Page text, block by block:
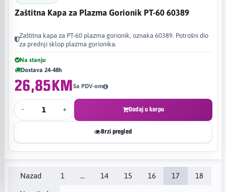
Zaštitna Kapa za Plazma Gorionik PT-60 60389
Zaštitna kapa za PT-60 plazma gorionik, oznaka 60389. Potrošni dio
za prednji sklop plazma gorionika.
Na stanju
Dostava 24-48h
26,85KMSa PDV-om
- + Dodaj u korpu
Brzi pregled
Nazad 1 ... 14 15 16 17 18